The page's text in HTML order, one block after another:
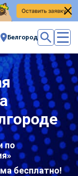
Белгород
по
бесплатно!